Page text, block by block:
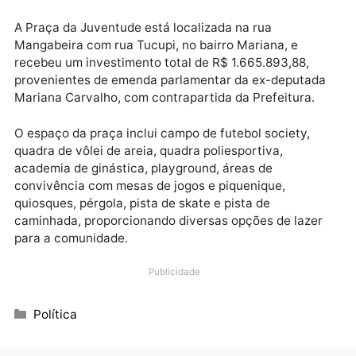
A Praça da Juventude está localizada na rua
Mangabeira com rua Tucupi, no bairro Mariana, e
recebeu um investimento total de R$ 1.665.893,88,
Mariana Carvalho, com contrapartida da Prefeitura.